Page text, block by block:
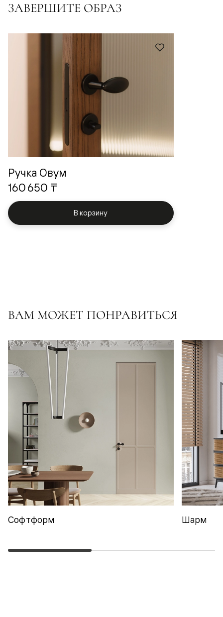
ЗАВЕРШИТЕ ОБРАЗ
Ручка Овум
160 650 ₸
В корзину
ВАМ МОЖЕТ ПОНРАВИТЬСЯ
Софтформ Шарм